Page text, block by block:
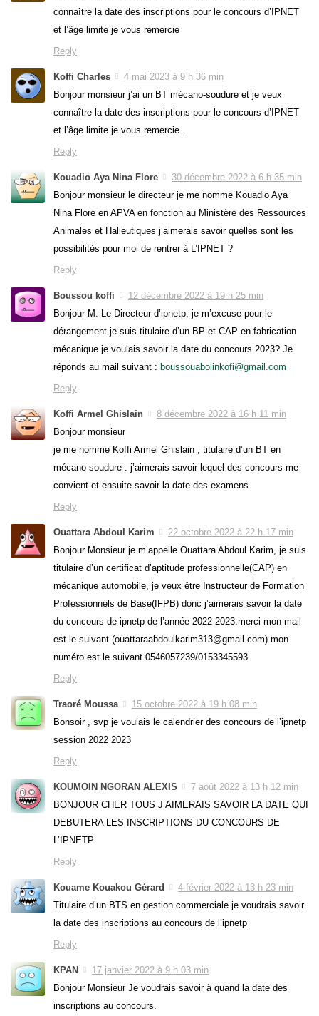
connaître la date des inscriptions pour le concours d’IPNET
et l’âge limite je vous remercie
Reply
Koffi Charles
4 mai 2023 à 9 h 36 min
Bonjour monsieur j’ai un BT mécano-soudure et je veux
connaître la date des inscriptions pour le concours d’IPNET
et l’âge limite je vous remercie..
Reply
Kouadio Aya Nina Flore
30 décembre 2022 à 6 h 35 min
Bonjour monsieur le directeur je me nomme Kouadio Aya
Nina Flore en APVA en fonction au Ministère des Ressources
Animales et Halieutiques j’aimerais savoir quelles sont les
possibilités pour moi de rentrer à L’IPNET ?
Reply
Boussou koffi
12 décembre 2022 à 19 h 25 min
Bonjour M. Le Directeur d’ipnetp, je m’excuse pour le
dérangement je suis titulaire d’un BP et CAP en fabrication
mécanique je voulais savoir la date du concours 2023? Je
réponds au mail suivant : boussouabolinkofi@gmail.com
Reply
Koffi Armel Ghislain
8 décembre 2022 à 16 h 11 min
Bonjour monsieur
je me nomme Koffi Armel Ghislain , titulaire d’un BT en
mécano-soudure . j’aimerais savoir lequel des concours me
convient et ensuite savoir la date des examens
Reply
Ouattara Abdoul Karim
22 octobre 2022 à 22 h 17 min
Bonjour Monsieur je m’appelle Ouattara Abdoul Karim, je suis
titulaire d’un certificat d’aptitude professionnelle(CAP) en
mécanique automobile, je veux être Instructeur de Formation
Professionnels de Base(IFPB) donc j’aimerais savoir la date
du concours de ipnetp de l’année 2022-2023.merci mon mail
est le suivant (ouattaraabdoulkarim313@gmail.com) mon
numéro est le suivant 0546057239/0153345593.
Reply
Traoré Moussa
15 octobre 2022 à 19 h 08 min
Bonsoir , svp je voulais le calendrier des concours de l’ipnetp
session 2022 2023
Reply
KOUMOIN NGORAN ALEXIS
7 août 2022 à 13 h 12 min
BONJOUR CHER TOUS J’AIMERAIS SAVOIR LA DATE QUI
DEBUTERA LES INSCRIPTIONS DU CONCOURS DE
L’IPNETP
Reply
Kouame Kouakou Gérard
4 février 2022 à 13 h 23 min
Titulaire d’un BTS en gestion commerciale je voudrais savoir
la date des inscriptions au concours de l’ipnetp
Reply
KPAN
17 janvier 2022 à 9 h 03 min
Bonjour Monsieur Je voudrais savoir à quand la date des
inscriptions au concours.